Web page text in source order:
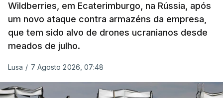
Wildberries, em Ecaterimburgo, na Rússia, após
um novo ataque contra armazéns da empresa,
que tem sido alvo de drones ucranianos desde
meados de julho.
Lusa / 7 Agosto 2026, 07:48